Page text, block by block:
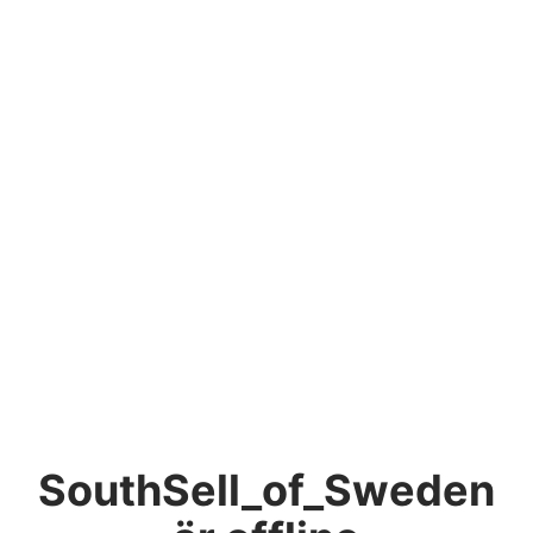
SouthSell_of_Sweden